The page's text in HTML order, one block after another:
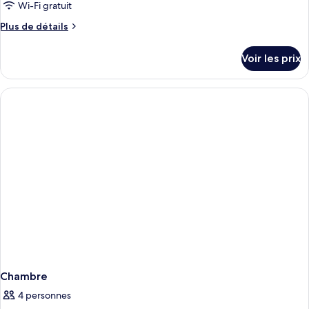
Wi-Fi gratuit
Plus de détails
Plus
le
type
de
Voir les prix
Chambre
4 personnes